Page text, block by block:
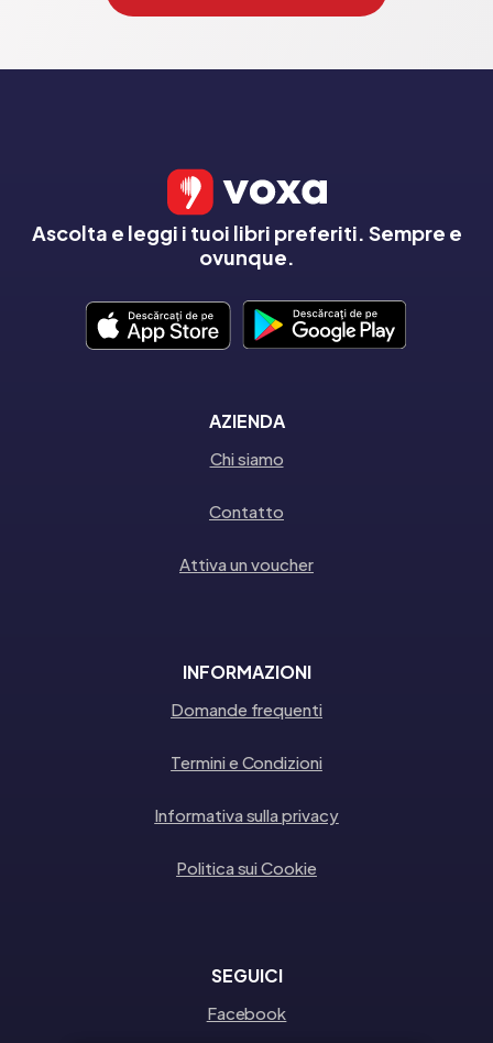
Ascolta e leggi i tuoi libri preferiti. Sempre e
ovunque.
AZIENDA
Chi siamo
Contatto
Attiva un voucher
INFORMAZIONI
Domande frequenti
Termini e Condizioni
Informativa sulla privacy
Politica sui Cookie
SEGUICI
Facebook